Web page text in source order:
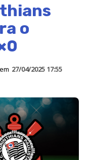
o
27/04/2025 17:55